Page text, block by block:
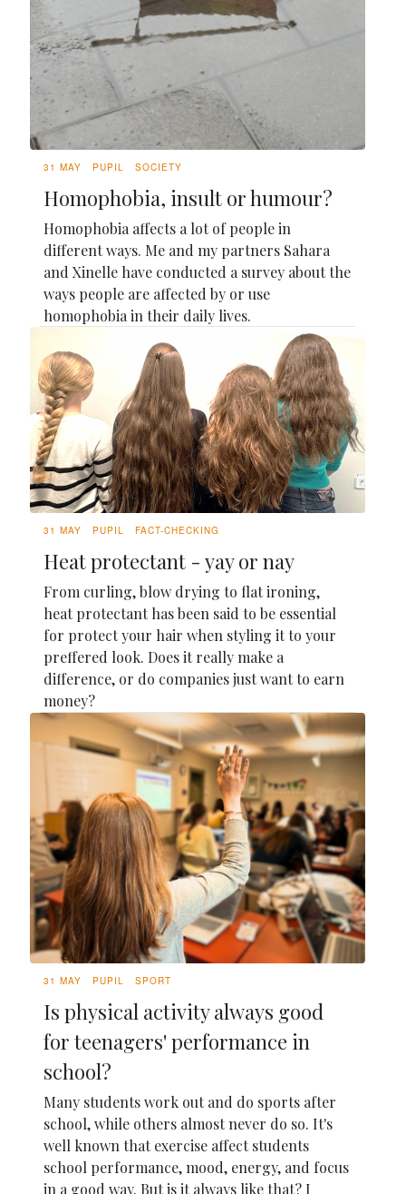
31 MAY PUPIL SOCIETY
Homophobia, insult or humour?
Homophobia affects a lot of people in
different ways. Me and my partners Sahara
and Xinelle have conducted a survey about the
ways people are affected by or use
homophobia in their daily lives.
31 MAY PUPIL FACT-CHECKING
Heat protectant - yay or nay
From curling, blow drying to flat ironing,
heat protectant has been said to be essential
for protect your hair when styling it to your
preffered look. Does it really make a
difference, or do companies just want to earn
money?
31 MAY PUPIL SPORT
Is physical activity always good
for teenagers' performance in
school?
Many students work out and do sports after
school, while others almost never do so. It's
well known that exercise affect students
school performance, mood, energy, and focus
in a good way. But is it always like that? I